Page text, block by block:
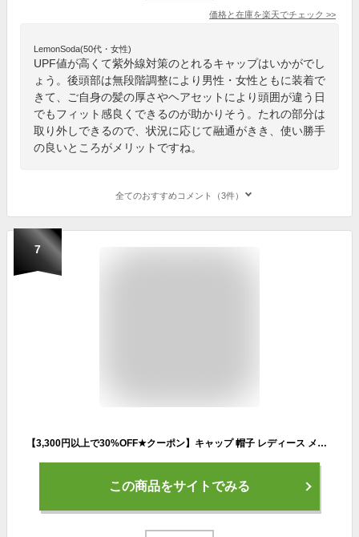
価格と在庫を楽天でチェック >>
LemonSoda(50代・女性)
UPF値が高くて紫外線対策のとれるキャップはいかがでし
ょう。後頭部は無段階調整により男性・女性ともに装着で
きて、ご自身の髪の厚さやヘアセットにより頭囲が違う日
でもフィット感良くできるのが助かりそう。たれの部分は
取り外しできるので、状況に応じて融通がきき、使い勝手
の良いところがメリットですね。
全てのおすすめコメント（3件）
7
【3,300円以上で30%OFF★クーポン】キャップ 帽子 レディース メンズ UV対策 ランニング ジョギング ウォーキング スポーツ 母の日 父の日 敬老の日 プレゼント 2023【JAGURO日除け付きシンプルランニングキャップ】 帽子屋 ケースタ
この商品をサイトでみる